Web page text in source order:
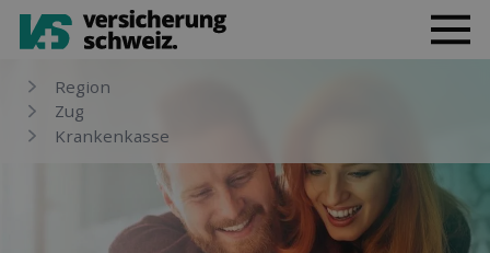
Region
Zug
Kranken­kasse